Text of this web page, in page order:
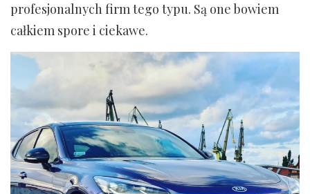
profesjonalnych firm tego typu. Są one bowiem
całkiem spore i ciekawe.